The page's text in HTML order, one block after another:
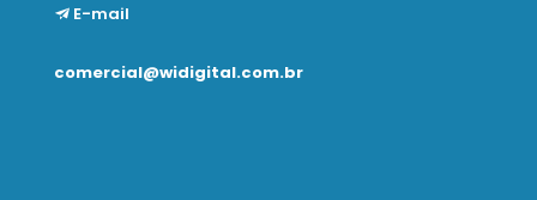
E-mail
comercial@widigital.com.br